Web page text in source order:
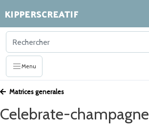
KIPPERSCREATIF
Menu
Matrices generales
Celebrate-champagne